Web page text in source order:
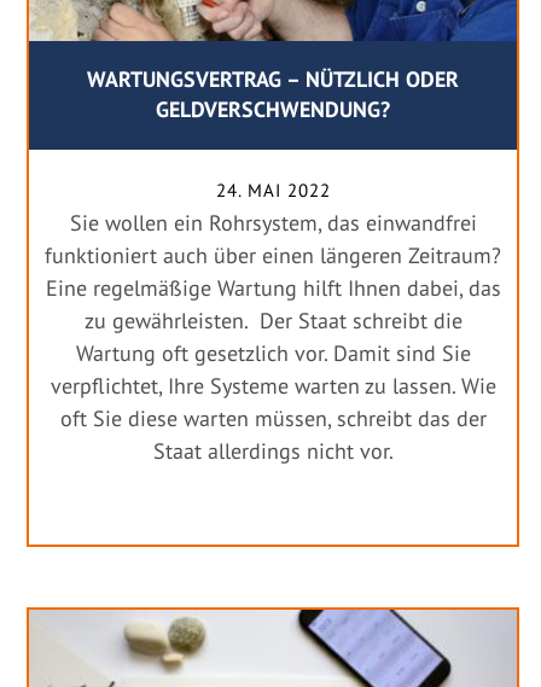
WARTUNGSVERTRAG – NÜTZLICH ODER
GELDVERSCHWENDUNG?
24. MAI 2022
Sie wollen ein Rohrsystem, das einwandfrei
funktioniert auch über einen längeren Zeitraum?
Eine regelmäßige Wartung hilft Ihnen dabei, das
zu gewährleisten. Der Staat schreibt die
Wartung oft gesetzlich vor. Damit sind Sie
verpflichtet, Ihre Systeme warten zu lassen. Wie
oft Sie diese warten müssen, schreibt das der
Staat allerdings nicht vor.